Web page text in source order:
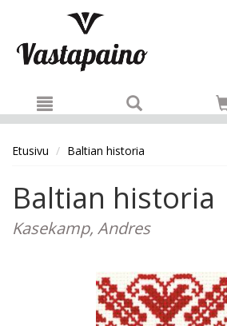
Etusivu Baltian historia
Baltian historia
Kasekamp, Andres